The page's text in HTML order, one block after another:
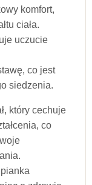
komfort,
ciała.
uczucie
co jest
siedzenia.
który cechuje
co